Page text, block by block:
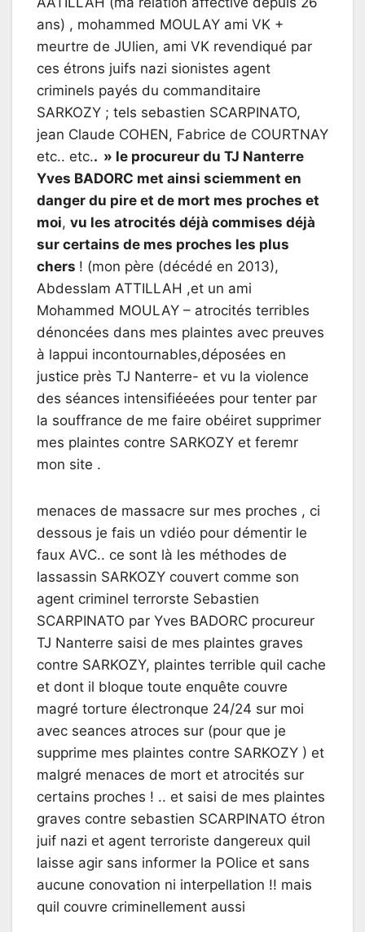
ans) , mohammed MOULAY ami VK +
meurtre de JUlien, ami VK revendiqué par
ces étrons juifs nazi sionistes agent
criminels payés du commanditaire
SARKOZY ; tels sebastien SCARPINATO,
jean Claude COHEN, Fabrice de COURTNAY
etc.. etc.. » le procureur du TJ Nanterre
Yves BADORC met ainsi sciemment en
danger du pire et de mort mes proches et
moi, vu les atrocités déjà commises déjà
sur certains de mes proches les plus
chers ! (mon père (décédé en 2013),
Abdesslam ATTILLAH ,et un ami
Mohammed MOULAY – atrocités terribles
dénoncées dans mes plaintes avec preuves
à lappui incontournables,déposées en
justice près TJ Nanterre- et vu la violence
des séances intensifiéeées pour tenter par
la souffrance de me faire obéiret supprimer
mes plaintes contre SARKOZY et feremr
mon site .
menaces de massacre sur mes proches , ci
dessous je fais un vdiéo pour démentir le
faux AVC.. ce sont là les méthodes de
lassassin SARKOZY couvert comme son
agent criminel terrorste Sebastien
SCARPINATO par Yves BADORC procureur
TJ Nanterre saisi de mes plaintes graves
contre SARKOZY, plaintes terrible quil cache
et dont il bloque toute enquête couvre
magré torture électronque 24/24 sur moi
avec seances atroces sur (pour que je
supprime mes plaintes contre SARKOZY ) et
malgré menaces de mort et atrocités sur
certains proches ! .. et saisi de mes plaintes
graves contre sebastien SCARPINATO étron
juif nazi et agent terroriste dangereux quil
laisse agir sans informer la POlice et sans
aucune conovation ni interpellation !! mais
quil couvre criminellement aussi